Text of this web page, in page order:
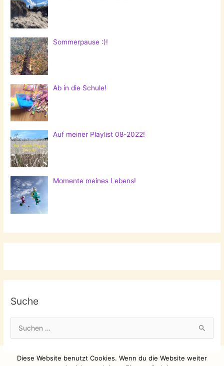
Sommerpause :)!
Ab in die Schule!
Auf meiner Playlist 08-2022!
Momente meines Lebens!
Suche
u
Diese Website benutzt Cookies. Wenn du die Website weiter